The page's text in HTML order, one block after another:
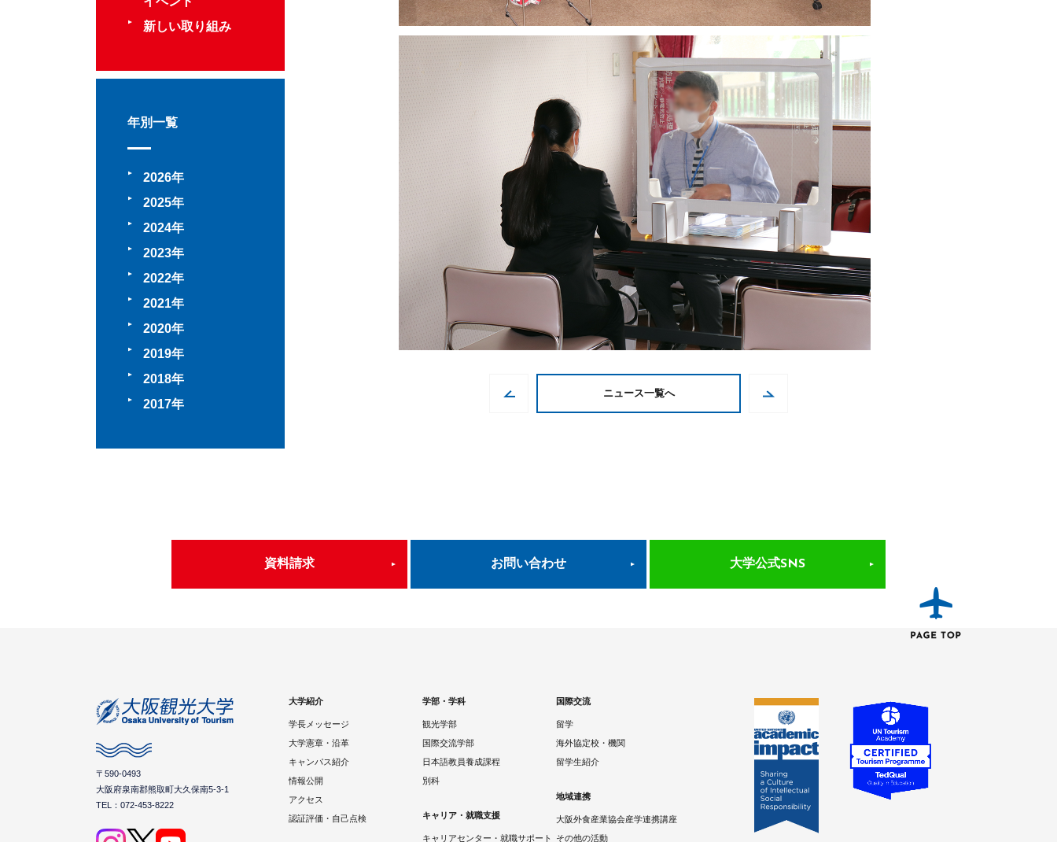
ニュース一覧へ
新しい取り組み
年別一覧
2026
2025
2024
2023
2022
2021
2020
2019
2018
2017
資料請求 お問い合わせ 大学公式SNS
〒590-0493
大阪府泉南郡熊取町大久保南5-3-1
TEL：072-453-8222
大学紹介
学長メッセージ
大学憲章・沿革
キャンパス紹介
情報公開
アクセス
認証評価・自己点検
学部・学科
観光学部
国際交流学部
日本語教員養成課程
別科
キャリア・就職支援
キャリアセンター・就職サポート
国際交流
留学
海外協定校・機関
留学生紹介
地域連携
大阪外食産業協会産学連携講座
その他の活動